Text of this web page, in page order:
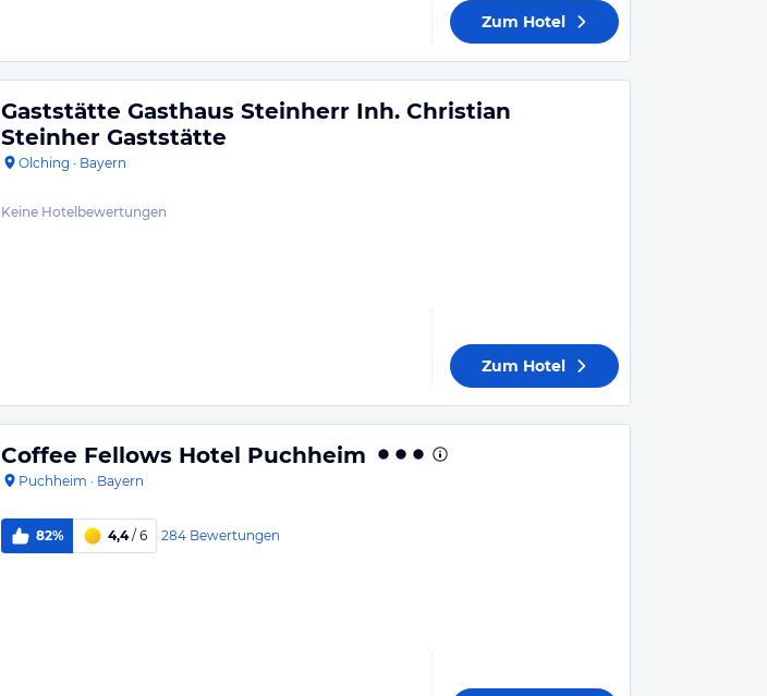
Zum Hotel
Gaststätte Gasthaus Steinherr Inh. Christian
Steinher Gaststätte
Olching · Bayern
Keine Hotelbewertungen
Zum Hotel
Coffee Fellows Hotel Puchheim
Puchheim · Bayern
82% 4,4/ 6 284 Bewertungen